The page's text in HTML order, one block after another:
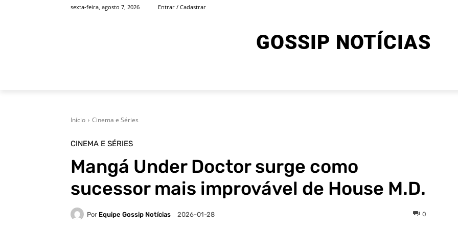
sexta-feira, agosto 7, 2026 Entrar / Cadastrar
GOSSIP NOTÍCIAS
Início Cinema e Séries
CINEMA E SÉRIES
Mangá Under Doctor surge como
sucessor mais improvável de House M.D.
Por Equipe Gossip Notícias 2026-01-28 0